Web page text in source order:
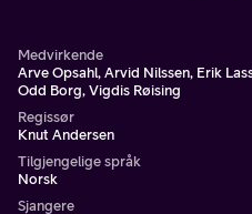
Medvirkende
Arve Opsahl, Arvid Nilssen, Erik
Odd Borg, Vigdis Røising
Regissør
Knut Andersen
Tilgjengelige språk
Norsk
Sjangere